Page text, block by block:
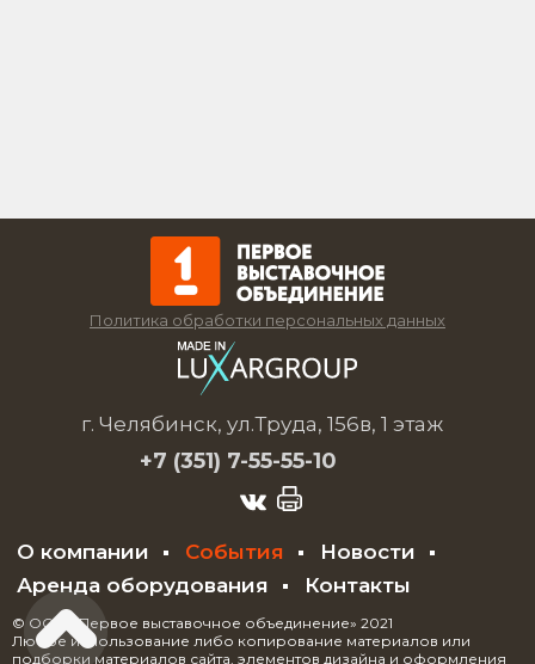
Политика обработки персональных данных
г. Челябинск, ул.Труда, 156в, 1 этаж
+7 (351) 7-55-55-10
О компании События
Новости
Аренда оборудования
Контакты
© ООО «Первое выставочное объединение» 2021
Любое использование либо копирование материалов или
подборки материалов сайта, элементов дизайна и оформления